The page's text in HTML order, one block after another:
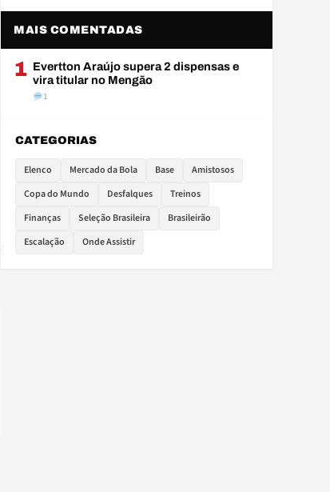
MAIS COMENTADAS
1 Evertton Araújo supera 2 dispensas e
vira titular no Mengão
1
CATEGORIAS
Elenco Mercado da Bola Base
Amistosos
Copa do Mundo
Desfalques
Treinos
Finanças
Seleção Brasileira
Brasileirão
Escalação
Onde Assistir